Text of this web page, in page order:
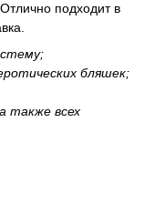
подходит в
бляшек;
также всех